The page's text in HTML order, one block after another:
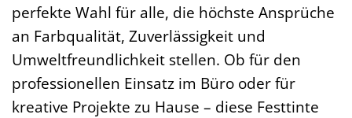
perfekte Wahl für alle, die höchste Ansprüche
an Farbqualität, Zuverlässigkeit und
Umweltfreundlichkeit stellen. Ob für den
professionellen Einsatz im Büro oder für
kreative Projekte zu Hause – diese Festtinte